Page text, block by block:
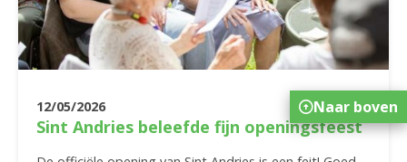
12/05/2026
Sint Andries beleefde fijn openingsfeest
Naar boven